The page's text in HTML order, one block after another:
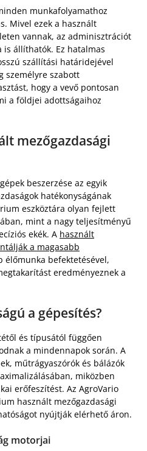
munkafolyamathoz
Mivel ezek a használt
vannak, az adminisztrációt
is állíthatók. Ez hatalmas
szállítási határidejével
személyre szabott
hogy a vevő pontosan
a földjei adottságaihoz
mezőgazdasági
beszerzése az egyik
hatékonyságának
eszköztára olyan fejlett
mint a nagy teljesítményű
ekék. A használt
a magasabb
élőmunka befektetésével,
eredményeznek a
a gépesítés?
és típusától függően
a mindennapok során. A
műtrágyaszórók és bálázók
miközben
erőfeszítést. Az AgroVario
használt mezőgazdasági
nyújtják elérhető áron.
motorjai